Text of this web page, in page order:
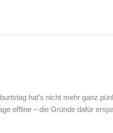
hat’s nicht mehr ganz
offline – die Gründe dafür